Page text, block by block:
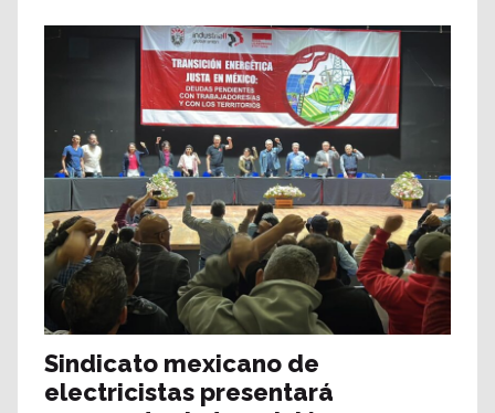
Sindicato mexicano de
electricistas presentará